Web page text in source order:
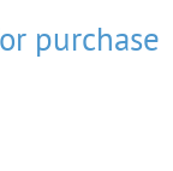
purchase